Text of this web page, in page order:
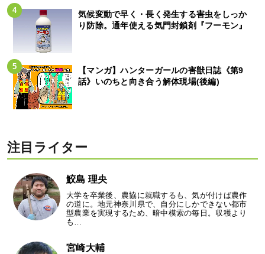
気候変動で早く・長く発生する害虫をしっか
り防除。通年使える気門封鎖剤『フーモン』
【マンガ】ハンターガールの害獣日誌《第9
話》いのちと向き合う解体現場(後編)
注目ライター
鮫島 理央
大学を卒業後、農協に就職するも、気が付けば農作
の道に。地元神奈川県で、自分にしかできない都市
型農業を実現するため、暗中模索の毎日。収穫より
も…
宮崎大輔